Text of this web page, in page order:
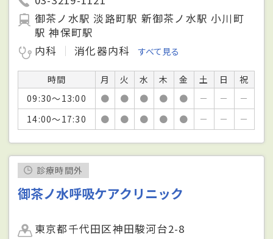
御茶ノ水駅 淡路町駅 新御茶ノ水駅 小川町
駅 神保町駅
内科
消化器内科 すべて見る
時間 月 火 水 木 金 土 日
祝
09:30～13:00
● ● ● ● ● － －
－
14:00～17:30
● ● ● ● ● － － －
診療時間外
御茶ノ水呼吸ケアクリニック
東京都千代田区神田駿河台2-8